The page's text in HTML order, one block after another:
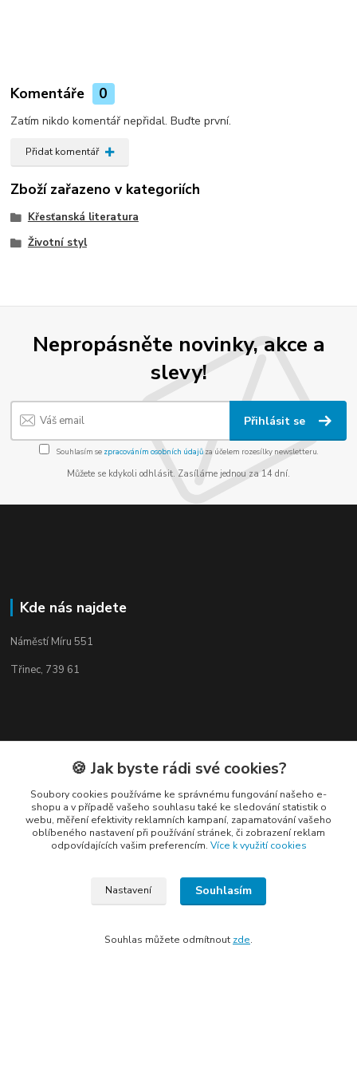
Komentáře 0
Zatím nikdo komentář nepřidal. Buďte první.
Přidat komentář
Zboží zařazeno v kategoriích
Křesťanská literatura
Životní styl
Nepropásněte novinky, akce a
slevy!
Přihlásit se
Souhlasím se zpracováním osobních údajůza účelem rozesílky newsletteru.
Můžete se kdykoli odhlásit. Zasíláme jednou za 14 dní.
Kde nás najdete
Náměstí Míru 551
Třinec, 739 61
Petr Nedvídek
+420 775688827 +420 737670415
🍪 Jak byste rádi své cookies?
Soubory cookies používáme ke správnému fungování našeho e-
shopu a v případě vašeho souhlasu také ke sledování statistik o
webu, měření efektivity reklamních kampaní, zapamatování vašeho
oblíbeného nastavení při používání stránek, či zobrazení reklam
odpovídajících vašim preferencím. Více k využití cookies
Nastavení Souhlasím
Souhlas můžete odmítnout zde.